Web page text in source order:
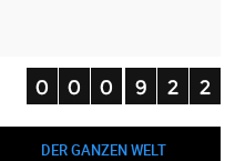
DER GANZEN WELT